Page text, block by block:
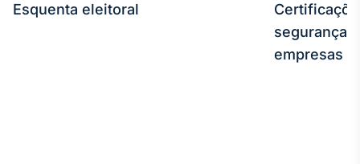
Esquenta eleitoral
segurança
empresas